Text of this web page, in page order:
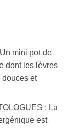
mini pot de
dont les lèvres
et
: La
est